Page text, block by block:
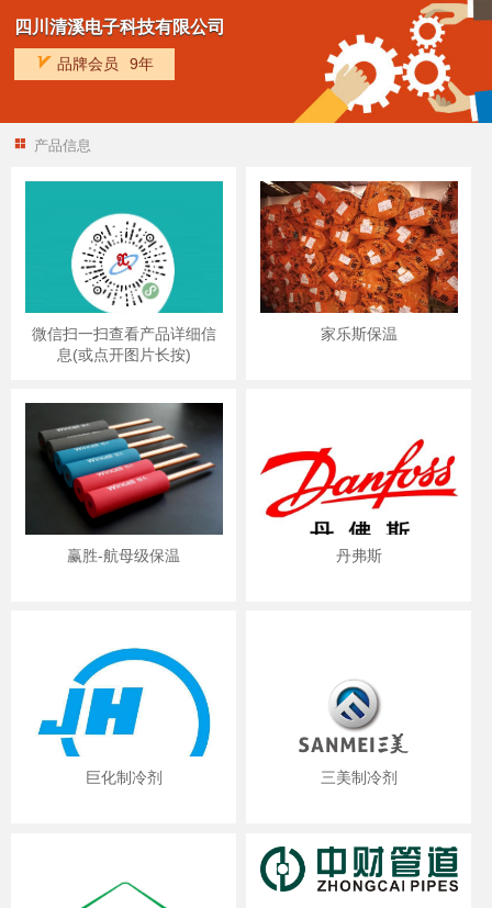
四川清溪电子科技有限公司
品牌会员 9年
产品信息
微信扫一扫查看产品详细信
息(或点开图片长按)
家乐斯保温
赢胜-航母级保温 丹弗斯
巨化制冷剂 三美制冷剂